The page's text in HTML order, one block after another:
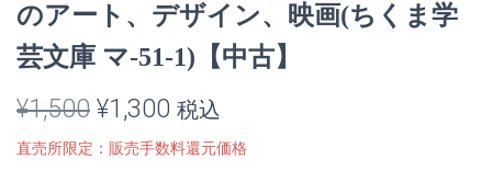
のアート、デザイン、映画(ちくま学
芸文庫 マ-51-1)【中古】
¥1,500 元
の
¥1,300 現
在
税込
直売所限定：販売手数料還元価格